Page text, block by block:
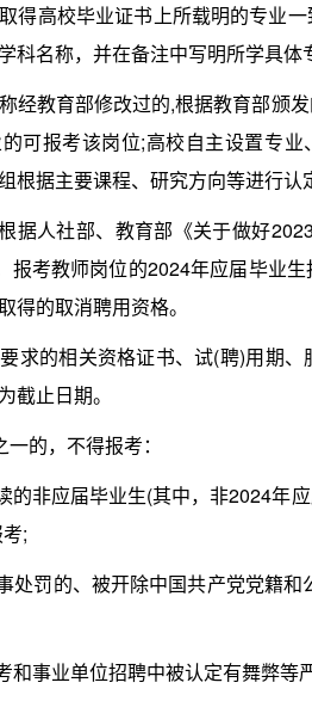
得高校毕业证书上所载明的专业
科名称，并在备注中写明所学具体
教育部修改过的,根据教育部颁
可报考该岗位;高校自主设置专
根据主要课程、研究方向等进行认
人社部、教育部《关于做好
报考教师岗位的2024年应届毕业
得的取消聘用资格。
的相关资格证书、试(聘)用期、
截止日期。
的，不得报考：
非应届毕业生(其中，非2024年
;
罚的、被开除中国共产党党籍和
事业单位招聘中被认定有舞弊等